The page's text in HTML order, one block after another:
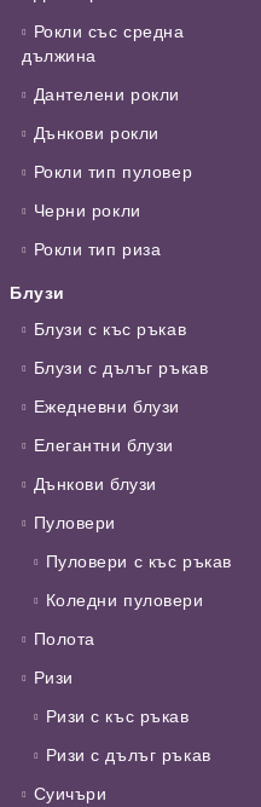
Рокли със средна
дължина
Дантелени рокли
Дънкови рокли
Рокли тип пуловер
Черни рокли
Рокли тип риза
Блузи
Блузи с къс ръкав
Блузи с дълъг ръкав
Ежедневни блузи
Елегантни блузи
Дънкови блузи
Пуловери
Пуловери с къс ръкав
Коледни пуловери
Полота
Ризи
Ризи с къс ръкав
Ризи с дълъг ръкав
Суичъри